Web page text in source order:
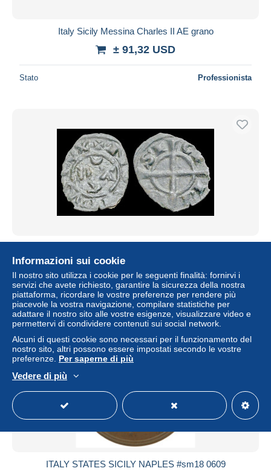
Italy Sicily Messina Charles II AE grano
± 91,32 USD
Stato Professionista
± 56,64 USD
Stato Professionista
ITALY STATES SICILY NAPLES #sm18 0609
Informazioni sui cookie
Il nostro sito utilizza i cookie per le seguenti finalità: fornirvi i
servizi che avete richiesto, garantire la sicurezza della nostra
piattaforma, ricordare le vostre preferenze per rendere più
piacevole la vostra navigazione, compilare statistiche per
adattare il nostro sito alle vostre esigenze, visualizzare video e
permettervi di condividere contenuti sui social network.
Alcuni di questi cookie sono necessari per il funzionamento del
nostro sito, altri possono essere impostati secondo le vostre
preferenze. Per saperne di più
Vedere di più